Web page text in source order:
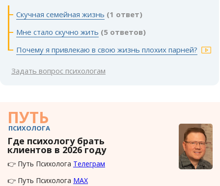
Скучная семейная жизнь (1 ответ)
Мне стало скучно жить (5 ответов)
Почему я привлекаю в свою жизнь плохих парней?
Задать вопрос психологам
ПУТЬ
ПСИХОЛОГА
Где психологу брать
клиентов в 2026 году
👉 Путь Психолога Телеграм
👉 Путь Психолога MAX